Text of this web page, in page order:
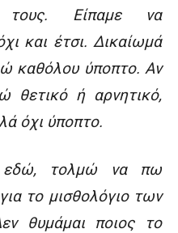
Είπαμε να
και έτσι. Δικαίωμά
καθόλου ύποπτο. Αν
ή αρνητικό,
όχι ύποπτο.
εδώ, τολμώ να πω
το μισθολόγιο των
θυμάμαι ποιος το